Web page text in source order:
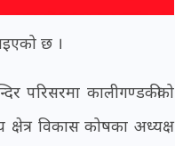
छ ।
परिसरमा कालीगण्डकीको
क्षेत्र विकास कोषका अध्यक्ष